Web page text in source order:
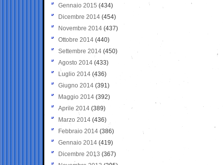
Gennaio 2015 (434)
Dicembre 2014 (454)
Novembre 2014 (437)
Ottobre 2014 (440)
Settembre 2014 (450)
Agosto 2014 (433)
Luglio 2014 (436)
Giugno 2014 (391)
Maggio 2014 (392)
Aprile 2014 (389)
Marzo 2014 (436)
Febbraio 2014 (386)
Gennaio 2014 (419)
Dicembre 2013 (367)